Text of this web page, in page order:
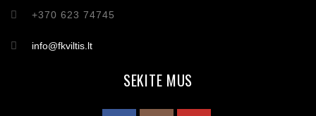
+370 623 74745
info@fkviltis.lt
SEKITE MUS